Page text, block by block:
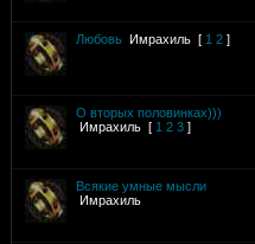
Любовь Имрахиль [ 1 2 ]
О вторых половинках)))
Имрахиль [ 1 2 3 ]
Всякие умные мысли
Имрахиль